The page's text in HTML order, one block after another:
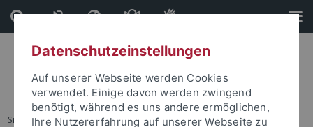
Direkt
zum
Inhalt
Direkt
zur
Fußleiste
Sie sind hier: Startseite
Datenschutzeinstellungen
Auf unserer Webseite werden Cookies
verwendet. Einige davon werden zwingend
benötigt, während es uns andere ermöglichen,
Ihre Nutzererfahrung auf unserer Webseite zu